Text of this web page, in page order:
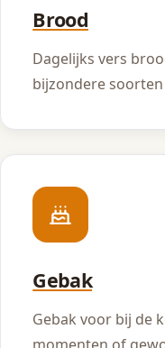
Brood
Dagelijks vers
bijzondere
Gebak
Gebak voor bij de